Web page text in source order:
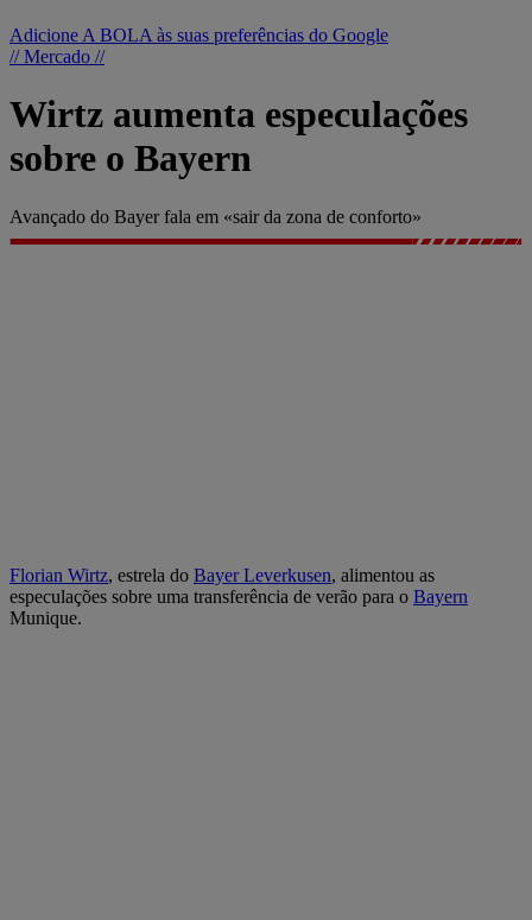
Adicione A BOLA às suas preferências do Google
// Mercado //
Wirtz aumenta especulações
sobre o Bayern
Avançado do Bayer fala em «sair da zona de conforto»
Florian Wirtz, estrela do Bayer Leverkusen, alimentou as
especulações sobre uma transferência de verão para o Bayern
Munique.